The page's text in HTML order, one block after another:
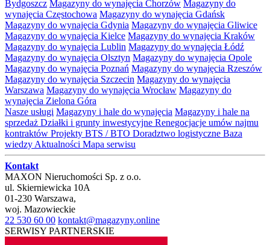
Bydgoszcz Magazyny do wynajęcia Chorzów Magazyny do
wynajęcia Częstochowa Magazyny do wynajęcia Gdańsk
Magazyny do wynajęcia Gdynia Magazyny do wynajęcia Gliwice
Magazyny do wynajęcia Kielce Magazyny do wynajęcia Kraków
Magazyny do wynajęcia Lublin Magazyny do wynajęcia Łódź
Magazyny do wynajęcia Olsztyn Magazyny do wynajęcia Opole
Magazyny do wynajęcia Poznań Magazyny do wynajęcia Rzeszów
Magazyny do wynajęcia Szczecin Magazyny do wynajęcia
Warszawa Magazyny do wynajęcia Wrocław Magazyny do
wynajęcia Zielona Góra
Nasze usługi Magazyny i hale do wynajęcia Magazyny i hale na
sprzedaż Działki i grunty inwestycyjne Renegocjacje umów najmu
kontraktów Projekty BTS / BTO Doradztwo logistyczne Baza
wiedzy Aktualności Mapa serwisu
Kontakt
MAXON Nieruchomości Sp. z o.o.
ul. Skierniewicka 10A
01-230 Warszawa,
woj. Mazowieckie
22 530 60 00 kontakt@magazyny.online
SERWISY PARTNERSKIE